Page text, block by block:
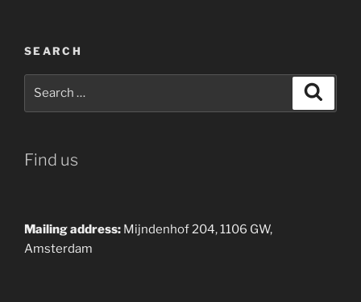
SEARCH
Find us
Mailing address: Mijndenhof 204, 1106 GW,
Amsterdam